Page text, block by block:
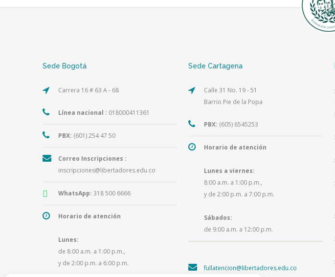
Sede Bogotá
Carrera 16 # 63 A - 68
Línea nacional : 018000411361
PBX: (601) 254 47 50
Correo Inscripciones :
inscripciones@libertadores.edu.co
WhatsApp: 318 500 6666
Horario de atención
Lunes:
de 8:00 a.m. a 1:00 p.m.,
y de 2:00 p.m. a 6:00 p.m.
Sede Cartagena
Calle 31 No. 19 - 51
Barrio Pie de la Popa
PBX: (605) 6545253
Horario de atención
Lunes a viernes:
8:00 a.m. a 1:00 p.m.,
y de 2:00 p.m. a 7:00 p.m.
Sábados:
de 9:00 a.m. a 12:00 p.m.
fullatencion@libertadores.edu.co